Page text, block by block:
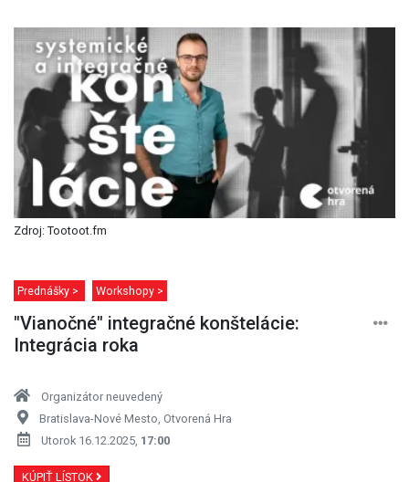
Zdroj: Tootoot.fm
Prednášky > Workshopy >
"Vianočné" integračné konštelácie:
Integrácia roka
Organizátor neuvedený
Bratislava-Nové Mesto, Otvorená Hra
Utorok 16.12.2025, 17:00
KÚPIŤ LÍSTOK